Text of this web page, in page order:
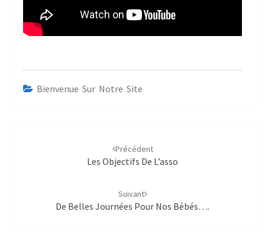
Bienvenue Sur Notre Site
Précédent
Les Objectifs De L’asso
Suivant
De Belles Journées Pour Nos Bébés….